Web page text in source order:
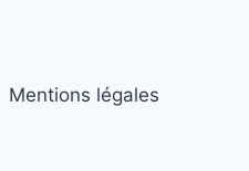
Mentions légales